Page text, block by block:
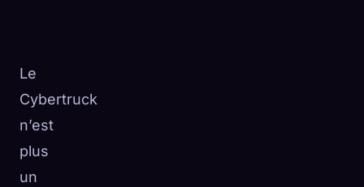
Le
Cybertruck
n’est
plus
un